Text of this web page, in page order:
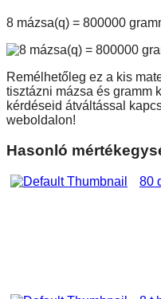
8 mázsa(q) = 800000
Remélhetőleg ez a kis
tisztázni mázsa és gramm
kérdéseid átváltással
weboldalon!
Hasonló
80